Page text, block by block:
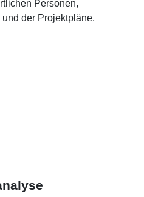
Personen,
der Projektpläne.